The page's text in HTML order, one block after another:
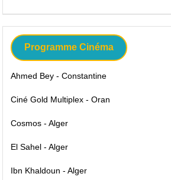
Programme Cinéma
Ahmed Bey - Constantine
Ciné Gold Multiplex - Oran
Cosmos - Alger
El Sahel - Alger
Ibn Khaldoun - Alger